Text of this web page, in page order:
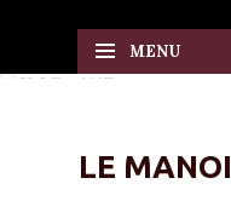
MENU
LE